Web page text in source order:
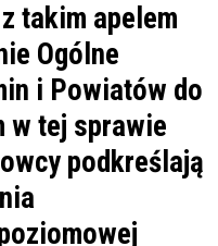
takim apelem
Ogólne
i Powiatów do
w tej sprawie
podkreślają